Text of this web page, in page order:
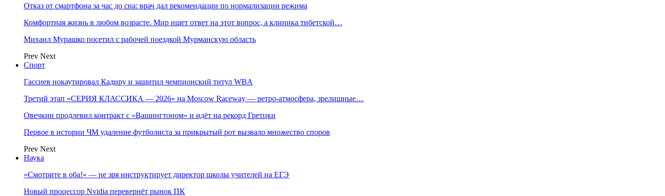
Отказ от смартфона за час до сна: врач дал рекомендации по нормализации режима
Комфортная жизнь в любом возрасте. Мир ищет ответ на этот вопрос, а клиника тибетской…
Михаил Мурашко посетил с рабочей поездкой Мурманскую область
Prev Next
Спорт
Гассиев нокаутировал Кадиру и защитил чемпионский титул WBA
Третий этап «СЕРИЯ КЛАССИКА — 2026» на Moscow Raceway — ретро‑атмосфера, зрелищные…
Овечкин продлевил контракт с «Вашингтоном» и идёт на рекорд Гретцки
Первое в истории ЧМ удаление футболиста за прикрытый рот вызвало множество споров
Prev Next
Наука
«Смотрите в оба!» — не зря инструктирует директор школы учителей на ЕГЭ
Новый процессор Nvidia перевернёт рынок ПК